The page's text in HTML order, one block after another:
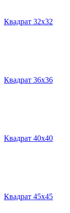
Квадрат 32х32
Квадрат 36х36
Квадрат 40х40
Квадрат 45х45